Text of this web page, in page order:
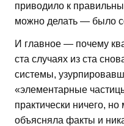
приводило к
можно делать — было
И главное — почему
ста случаях из ста
системы,
«элементарные
практически ничего,
объясняла факты и